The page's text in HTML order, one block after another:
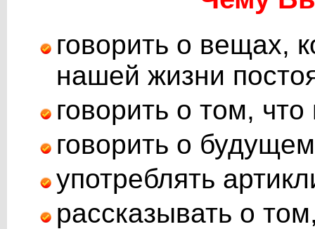
говорить о вещах,
нашей жизни
говорить о том,
говорить о будущем
употреблять
рассказывать о